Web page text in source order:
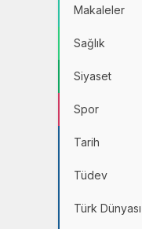
Makaleler
Sağlık
Siyaset
Spor
Tarih
Tüdev
Türk Dünyası